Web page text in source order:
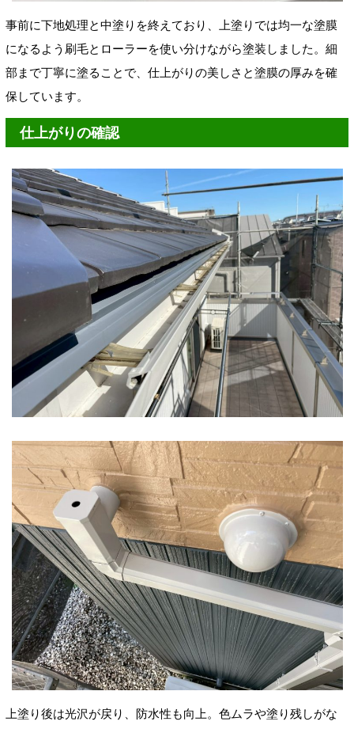
事前に下地処理と中塗りを終えており、上塗りでは均一な塗膜
になるよう刷毛とローラーを使い分けながら塗装しました。細
部まで丁寧に塗ることで、仕上がりの美しさと塗膜の厚みを確
保しています。
仕上がりの確認
上塗り後は光沢が戻り、防水性も向上。色ムラや塗り残しがな